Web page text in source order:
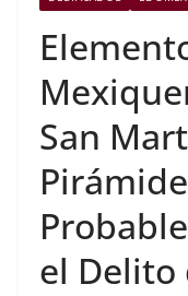
San
el Delito